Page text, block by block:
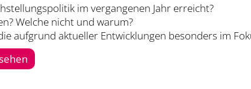
im vergangenen Jahr erreicht?
Welche nicht und warum?
aufgrund aktueller Entwicklungen besonders im